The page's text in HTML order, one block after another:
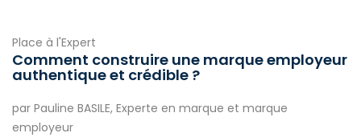
Place à l'Expert
Comment construire une marque employeur
authentique et crédible ?
par Pauline BASILE, Experte en marque et marque
employeur